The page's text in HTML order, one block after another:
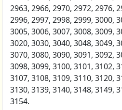
2963, 2966, 2970, 2972, 2976,
2996, 2997, 2998, 2999, 3000,
3005, 3006, 3007, 3008, 3009,
3020, 3030, 3040, 3048, 3049,
3070, 3080, 3090, 3091, 3092,
3098, 3099, 3100, 3101, 3102,
3107, 3108, 3109, 3110, 3120,
3130, 3139, 3140, 3148, 3149,
3154.